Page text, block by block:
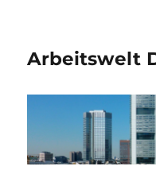
Arbeitswelt